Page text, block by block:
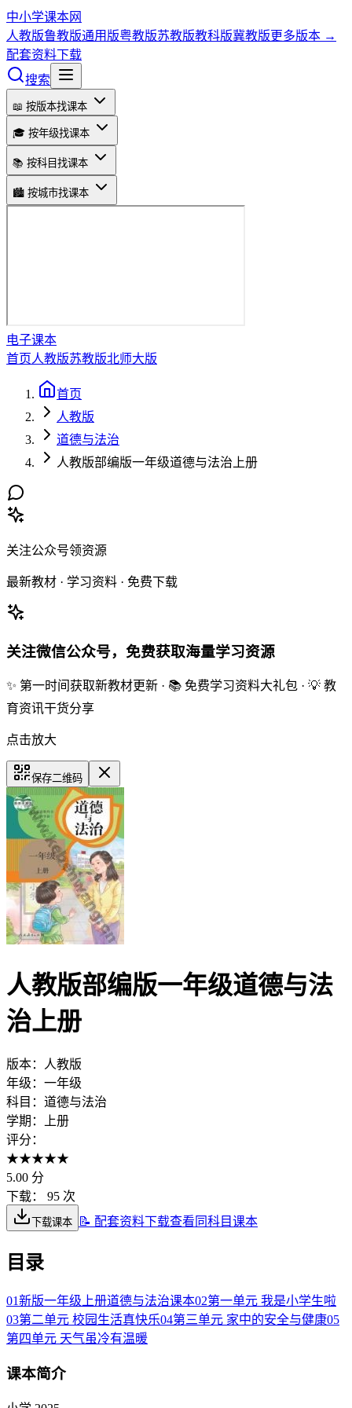
中小学课本网
人教版鲁教版通用版粤教版苏教版教科版冀教版更多版本 →
配套资料下载
搜索
📖 按版本找课本
🎓 按年级找课本
📚 按科目找课本
🏙️ 按城市找课本
电子课本
首页人教版苏教版北师大版
首页
人教版
道德与法治
人教版部编版一年级道德与法治上册
关注公众号领资源
最新教材 · 学习资料 · 免费下载
关注微信公众号，免费获取海量学习资源
✨ 第一时间获取新教材更新 · 📚 免费学习资料大礼包 · 💡 教
育资讯干货分享
点击放大
保存二维码
人教版部编版一年级道德与法
治上册
版本：
人教版
年级： 一年级
科目： 道德与法治
学期：
上册
评分：
★★★★★
5.00 分
下载：
95 次
下载课本 📝 配套资料下载查看同科目课本
目录
01新版一年级上册道德与法治课本02第一单元 我是小学生啦
03第二单元 校园生活真快乐04第三单元 家中的安全与健康05
第四单元 天气虽冷有温暖
课本简介